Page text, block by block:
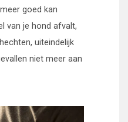
goed kan
van je hond afvalt,
uiteindelijk
niet meer aan